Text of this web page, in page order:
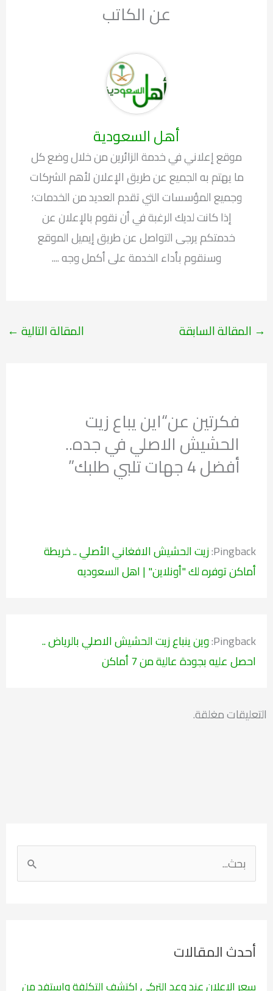
عن الكاتب
أهل السعودية
موقع إعلاني في خدمة الزائرين من خلال وضع كل
ما يهتم به الجميع عن طريق الإعلان لأهم الشركات
وجميع المؤسسات التي تقدم العديد من الخدمات؛
إذا كانت لديك الرغبة في أن نقوم بالإعلان عن
خدمتكم يرجى التواصل عن طريق إيميل الموقع
وسنقوم بأداء الخدمة على أكمل وجه ....
→ المقالة السابقة المقالة التالية←
فكرتين عن“اين يباع زيت
الحشيش الاصلي في جده..
أفضل 4 جهات تلبي طلبك”
Pingback: زيت الحشيش الافغاني الأصلي .. خريطة
أماكن توفره لك "أونلاين" | اهل السعوديه
Pingback: وين ينباع زيت الحشيش الاصلي بالرياض ..
احصل عليه بجودة عالية من 7 أماكن
التعليقات مغلقة.
ل
ث
ع
ن
أحدث المقالات
سعر الإعلان عند وعد التركي اكتشف التكلفة واستفد من